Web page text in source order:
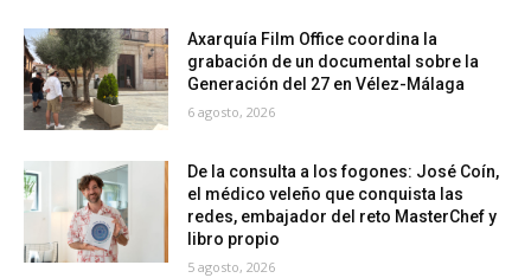
Axarquía Film Office coordina la
grabación de un documental sobre la
Generación del 27 en Vélez-Málaga
6 agosto, 2026
De la consulta a los fogones: José Coín,
el médico veleño que conquista las
redes, embajador del reto MasterChef y
libro propio
5 agosto, 2026